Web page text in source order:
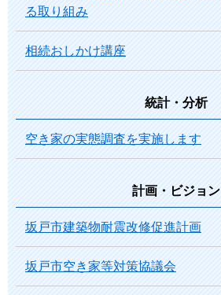
る取り組み
相続おしかけ講座
統計・分析
空き家の実態調査を実施します
計画・ビジョン
坂戸市建築物耐震改修促進計画
坂戸市空き家等対策協議会